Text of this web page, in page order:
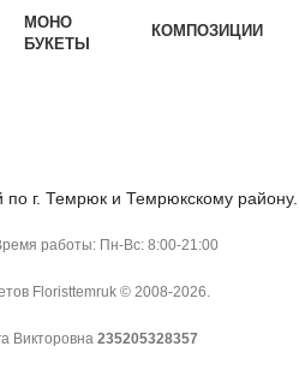
МОНО
БУКЕТЫ
КОМПОЗИЦИИ
по г. Темрюк и Темрюкскому району.
работы: Пн-Вс: 8:00-21:00
Floristtemruk © 2008-2026.
Викторовна 235205328357